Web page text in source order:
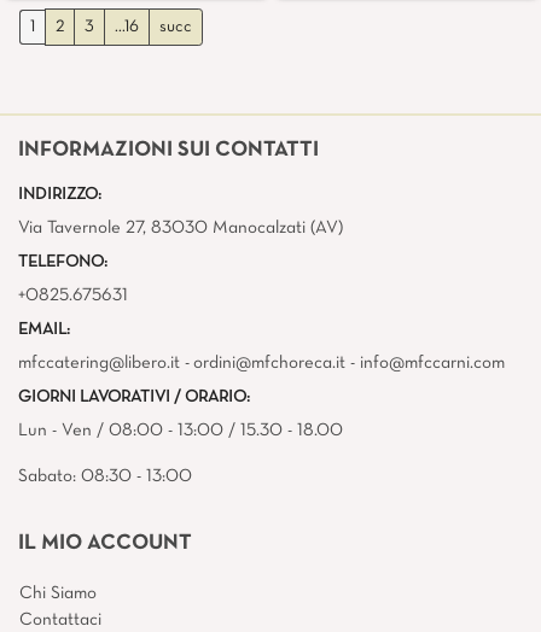
1 2 3 ...16 succ
INFORMAZIONI SUI CONTATTI
INDIRIZZO:
Via Tavernole 27, 83030 Manocalzati (AV)
TELEFONO:
+0825.675631
EMAIL:
mfccatering@libero.it - ordini@mfchoreca.it - info@mfccarni.com
GIORNI LAVORATIVI / ORARIO:
Lun - Ven / 08:00 - 13:00 / 15.30 - 18.00
Sabato: 08:30 - 13:00
IL MIO ACCOUNT
Chi Siamo
Contattaci